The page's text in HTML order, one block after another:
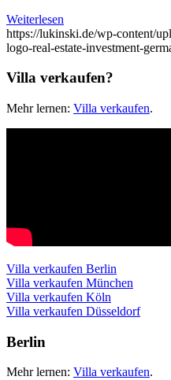
Weiterlesen
https://lukinski.de/wp-content/
logo-real-estate-investment-
Villa verkaufen?
Mehr lernen: Villa verkaufen.
Villa verkaufen Berlin
Villa verkaufen München
Villa verkaufen Köln
Villa verkaufen Düsseldorf
Berlin
Mehr lernen: Villa verkaufen.